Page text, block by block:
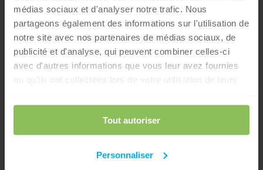
médias sociaux et d'analyser notre trafic. Nous
partageons également des informations sur l'utilisation de
notre site avec nos partenaires de médias sociaux, de
publicité et d'analyse, qui peuvent combiner celles-ci
avec d'autres informations que vous leur avez fournies
ou qu'ils ont collectées lors de votre utilisation de leurs
Tout autoriser
Personnaliser